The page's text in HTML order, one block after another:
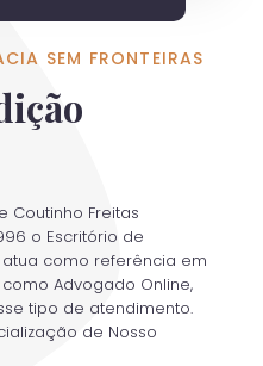
SEM FRONTEIRAS
Coutinho Freitas
o Escritório de
como referência em
Advogado Online,
tipo de atendimento.
de Nosso